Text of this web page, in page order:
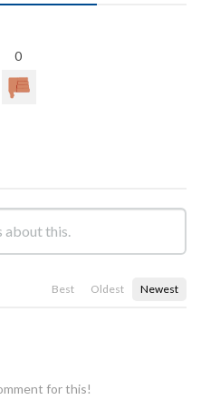
0
Best Oldest Newest
for this!